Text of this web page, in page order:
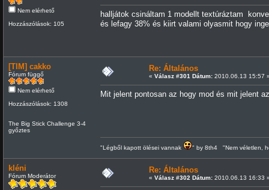
Nem elérhető
Hozzászólások: 105
halljátok csináltam 1 modellt textúráztam
és lefagy 38% és kiirt valami olyasmit hogy
[TIM] cakko
Fórum függő
Nem elérhető
Hozzászólások: 1308
The Big Stick Challenge 3-4
győztes
Re: Általános
« Válasz #301 Dátum:2010.06.13 15:57
Mit jelent pontosan az hogy mod és mit jelent
"Légből kapott ölései vannak " by 8th4 "Nem véletlen,
kléni
Fórum Moderátor
Re: Általános
« Válasz #302 Dátum:2010.06.13 16:33